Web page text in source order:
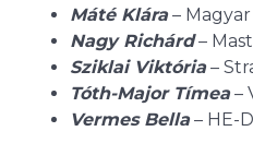
Máté Klára–
Nagy Richárd–
Sziklai Viktória–
Tóth-Major Tímea–
Vermes Bella– HE-